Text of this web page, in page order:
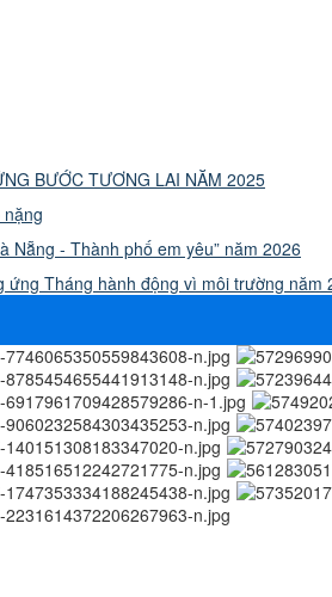
BƯỚC TƯƠNG LAI NĂM 2025
Nẵng - Thành phố em yêu” năm 2026
ứng Tháng hành động vì môi trường năm